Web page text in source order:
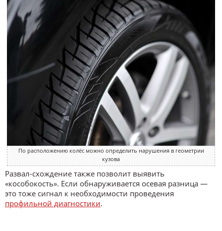
По расположению колёс можно определить нарушения в геометрии
кузова
Развал-схождение также позволит выявить
«кособокость». Если обнаруживается осевая разница —
это тоже сигнал к необходимости проведения
профильной диагностики.